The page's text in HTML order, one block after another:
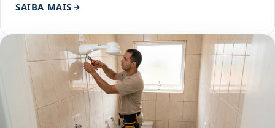
SAIBA MAIS